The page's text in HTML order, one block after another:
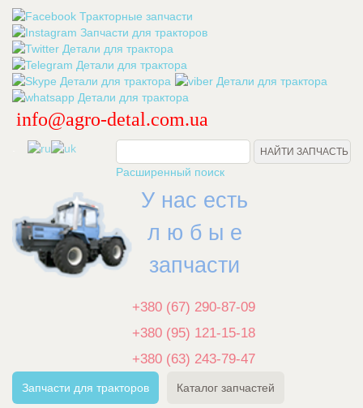
info@agro-detal.com.ua
Расширенный поиск
У нас есть
л ю б ы е
запчасти
+380 (67) 290-87-09
+380 (95) 121-15-18
+380 (63) 243-79-47
Запчасти для тракторов Каталог запчастей